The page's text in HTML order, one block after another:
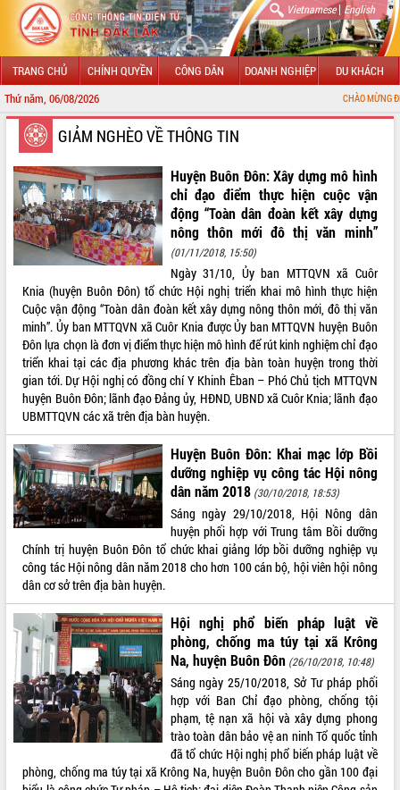
Vietnamese| English
TRANG CHỦ CHÍNH QUYỀN CÔNG DÂN DOANH NGHIỆP DU KHÁCH
Thứ năm, 06/08/2026 CHÀO MỪNG ĐẾN VỚI CỔNG THÔNG TIN ĐIỆN TỬ TỈNH
GIỚI THIỆU
LÃNH ĐẠO UBND TỈNH
TIN TỨC SỰ KIỆN
SỞ, BAN, NGÀNH
THÔNG TIN CHỈ ĐẠO ĐIỀU HÀNH
HỆ THỐNG VĂN BẢN
VĂN BẢN HĐND TỈNH
ĐIỂM TIN VĂN BẢN
QUY HOẠCH - KẾ HOẠCH
GIẢM NGHÈO VỀ THÔNG TIN
Huyện Buôn Đôn: Xây dựng mô hình
chỉ đạo điểm thực hiện cuộc vận
động “Toàn dân đoàn kết xây dựng
nông thôn mới đô thị văn minh”
(01/11/2018, 15:50)
Ngày 31/10, Ủy ban MTTQVN xã Cuôr
Knia (huyện Buôn Đôn) tổ chức Hội nghị triển khai mô hình thực hiện
Cuộc vận động “Toàn dân đoàn kết xây dựng nông thôn mới, đô thị văn
minh”. Ủy ban MTTQVN xã Cuôr Knia được Ủy ban MTTQVN huyện Buôn
Đôn lựa chọn là đơn vị điểm thực hiện mô hình để rút kinh nghiệm chỉ đạo
triển khai tại các địa phương khác trên địa bàn toàn huyện trong thời
gian tới. Dự Hội nghị có đồng chí Y Khinh Êban – Phó Chủ tịch MTTQVN
huyện Buôn Đôn; lãnh đạo Đảng ủy, HĐND, UBND xã Cuôr Knia; lãnh đạo
UBMTTQVN các xã trên địa bàn huyện.
Huyện Buôn Đôn: Khai mạc lớp Bồi
dưỡng nghiệp vụ công tác Hội nông
dân năm 2018 (30/10/2018, 18:53)
Sáng ngày 29/10/2018, Hội Nông dân
huyện phối hợp với Trung tâm Bồi dưỡng
Chính trị huyện Buôn Đôn tổ chức khai giảng lớp bồi dưỡng nghiệp vụ
công tác Hội nông dân năm 2018 cho hơn 100 cán bộ, hội viên hội nông
dân cơ sở trên địa bàn huyện.
Hội nghị phổ biến pháp luật về
phòng, chống ma túy tại xã Krông
Na, huyện Buôn Đôn (26/10/2018, 10:48)
Sáng ngày 25/10/2018, Sở Tư pháp phối
hợp với Ban Chỉ đạo phòng, chống tội
phạm, tệ nạn xã hội và xây dựng phong
trào toàn dân bảo vệ an ninh Tổ quốc tỉnh
đã tổ chức Hội nghị phổ biến pháp luật về
phòng, chống ma túy tại xã Krông Na, huyện Buôn Đôn cho gần 100 đại